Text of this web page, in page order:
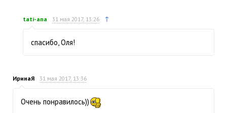
tati-ana 31 мая 2017, 13:26 ↑
спасибо, Оля!
ИринаЯ 31 мая 2017, 13:36
Очень понравилось))